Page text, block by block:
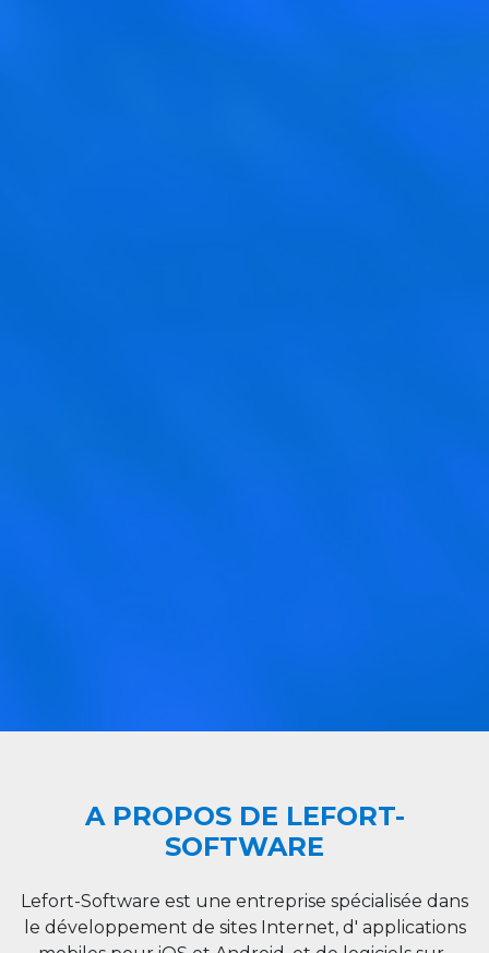
A PROPOS DE LEFORT-
SOFTWARE
Lefort-Software est une entreprise spécialisée dans
le développement de sites Internet, d' applications